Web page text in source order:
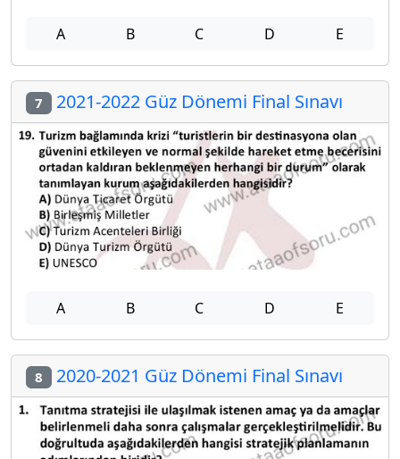
A B C D E
7 2021-2022 Güz Dönemi Final Sınavı
A B C D E
8 2020-2021 Güz Dönemi Final Sınavı